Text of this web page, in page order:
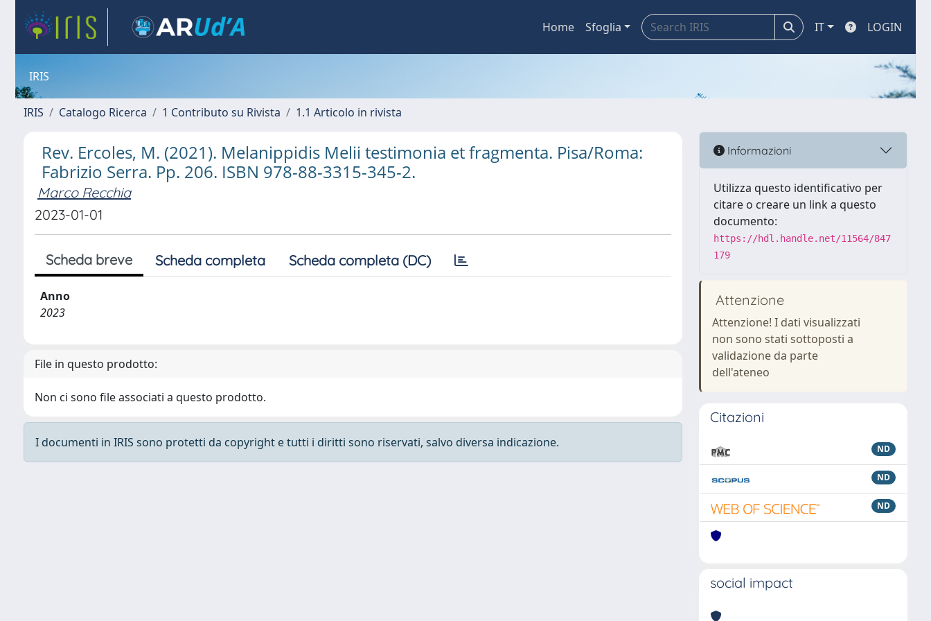
Home Sfoglia IT LOGIN
IRIS
IRIS Catalogo Ricerca 1 Contributo su Rivista 1.1 Articolo in rivista
Rev. Ercoles, M. (2021). Melanippidis Melii testimonia et fragmenta. Pisa/Roma:
Fabrizio Serra. Pp. 206. ISBN 978-88-3315-345-2.
Marco Recchia
2023-01-01
Scheda breve Scheda completa Scheda completa (DC)
Anno
2023
File in questo prodotto:
Non ci sono file associati a questo prodotto.
I documenti in IRIS sono protetti da copyright e tutti i diritti sono riservati, salvo diversa indicazione.
Informazioni
Utilizza questo identificativo per
citare o creare un link a questo
documento:
https://hdl.handle.net/11564/847
179
Attenzione
Attenzione! I dati visualizzati
non sono stati sottoposti a
validazione da parte
dell'ateneo
Citazioni
ND
ND
ND
social impact